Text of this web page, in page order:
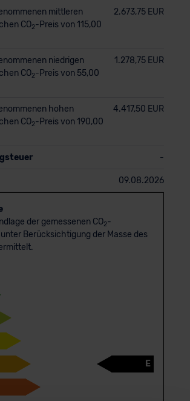
mittleren
CO2-Preis von 115,00
2.673,75 EUR
niedrigen
CO2-Preis von 55,00
1.278,75 EUR
hohen
CO2-Preis von 190,00
4.417,50 EUR
-
09.08.2026
der gemessenen CO2-
unter Berücksichtigung der Masse des
E